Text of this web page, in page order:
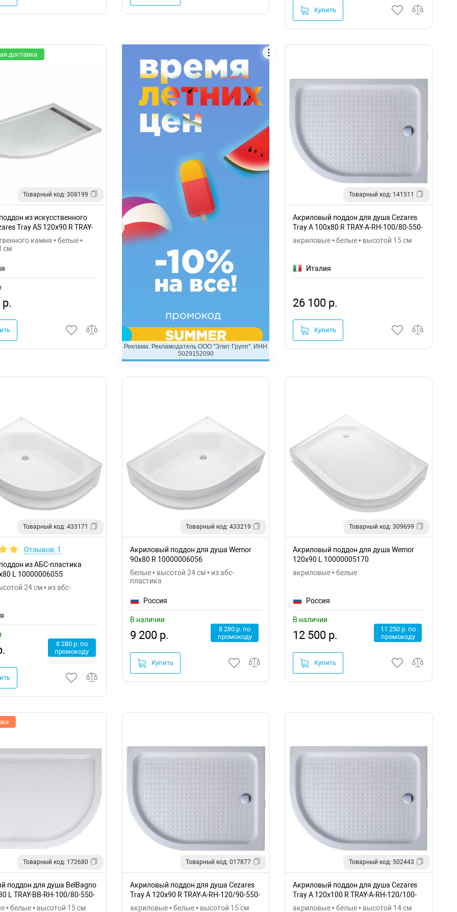
Купить
доставка
Товарный код: 308199
из искусственного
Tray AS 120x90 R TRAY-
камня • белые •
см
Реклама. Рекламодатель ООО "Элит Групп". ИНН
5029152090
Товарный код: 141511
Акриловый поддон для душа Cezares
Tray A 100x80 R TRAY-A-RH-100/80-550-
акриловые • белые • высотой 15 см
Италия
26 100 р.
Купить
Товарный код: 433171
Отзывов: 1
из АБС-пластика
L 10000006055
24 см • из абс-
8 280 р. по
промокоду
Товарный код: 433219
Акриловый поддон для душа Wemor
90x80 R 10000006056
белые • высотой 24 см • из абс-
пластика
Россия
В наличии
9 200 р.
8 280 р. по
промокоду
Купить
Товарный код: 309699
Акриловый поддон для душа Wemor
120x90 L 10000005170
акриловые • белые
Россия
В наличии
12 500 р.
11 250 р. по
промокоду
Купить
Товарный код: 172680
поддон для душа BelBagno
L TRAY-BB-RH-100/80-550-
• белые • высотой 15 см
Товарный код: 017877
Акриловый поддон для душа Cezares
Tray A 120x90 R TRAY-A-RH-120/90-550-
акриловые • белые • высотой 15 см
Товарный код: 502443
Акриловый поддон для душа Cezares
Tray A 120x100 R TRAY-A-RH-120/100-
акриловые • белые • высотой 14 см